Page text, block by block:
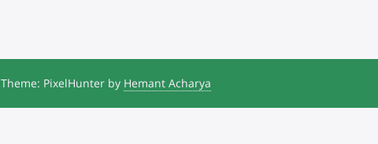
Theme: PixelHunter by Hemant Acharya